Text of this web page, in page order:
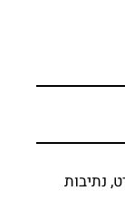
נתיבות